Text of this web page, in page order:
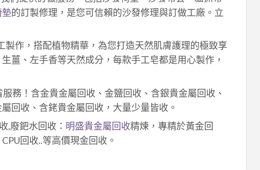
的訂製修理，是您可信賴的沙發修理與訂做工廠。立
製作，搭配植物精華，為您打造天然肌膚護理的極致享
薑、左手香等天然成分，每款手工皂都是用心製作，
務！含金貴金屬回收、金鹽回收、含銀貴金屬回收、
回收、含銠貴金屬回收，大量少量皆收。
,廢鈀水回收： 明盛貴金屬回收精煉，專精於黃金回
回收..等高價現金回收。